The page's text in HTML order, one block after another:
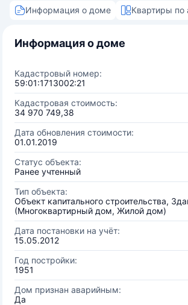
Информация о доме Квартиры по
Информация о доме
Кадастровый номер:
59:01:1713002:21
Кадастровая стоимость:
34 970 749,38
Дата обновления стоимости:
01.01.2019
Статус объекта:
Ранее учтенный
Тип объекта:
Объект капитального строительства,
(Многоквартирный дом, Жилой дом)
Дата постановки на учёт:
15.05.2012
Год постройки:
1951
Дом признан аварийным:
Да